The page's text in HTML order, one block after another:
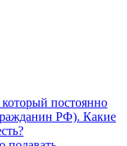
постоянно
РФ). Какие